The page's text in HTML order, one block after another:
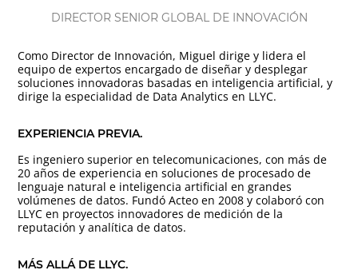
DIRECTOR SENIOR GLOBAL DE INNOVACIÓN
Como Director de Innovación, Miguel dirige y lidera el
equipo de expertos encargado de diseñar y desplegar
soluciones innovadoras basadas en inteligencia artificial, y
dirige la especialidad de Data Analytics en LLYC.
EXPERIENCIA PREVIA.
Es ingeniero superior en telecomunicaciones, con más de
20 años de experiencia en soluciones de procesado de
lenguaje natural e inteligencia artificial en grandes
volúmenes de datos. Fundó Acteo en 2008 y colaboró con
LLYC en proyectos innovadores de medición de la
reputación y analítica de datos.
MÁS ALLÁ DE LLYC.